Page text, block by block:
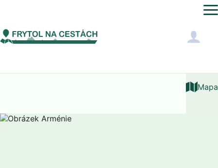
Asie ArménieVidea
Mapa